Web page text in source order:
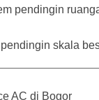
pendingin
skala
AC di Bogor